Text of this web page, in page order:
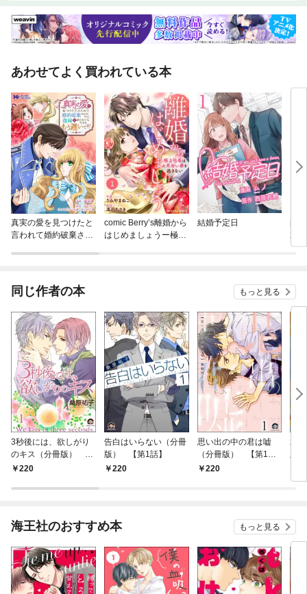
あわせてよく買われている本
真実の愛を見つけたと
言われて婚約破棄され
版
comic Berry’s離婚から
はじめましょうー極上
結婚予定日
君
同じ作者の本 もっと見る
3秒後には、欲しがり
のキス（分冊版）
【第1話】
220
告白はいらない（分冊
版） 【第1話】
220
思い出の中の君は嘘
（分冊版） 【第1
話】220
君
版
海王社のおすすめ本 もっと見る